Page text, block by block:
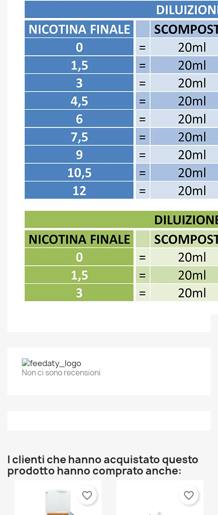
Non ci sono recensioni
I clienti che hanno acquistato questo
prodotto hanno comprato anche:
favorite_border favorite_border